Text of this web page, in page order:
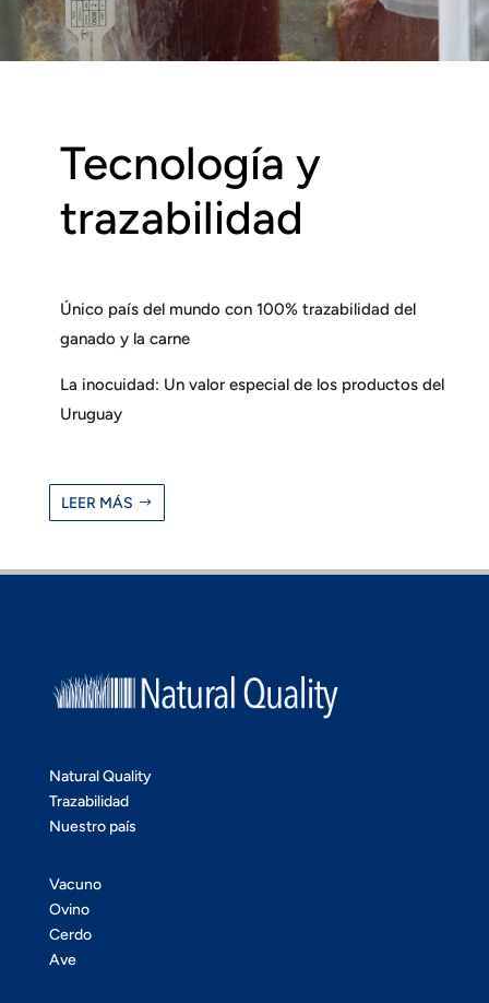
Tecnología y
trazabilidad
Único país del mundo con 100% trazabilidad del
ganado y la carne
La inocuidad: Un valor especial de los productos del
Uruguay
LEER MÁS
Natural Quality
Trazabilidad
Nuestro país
Vacuno
Ovino
Cerdo
Ave